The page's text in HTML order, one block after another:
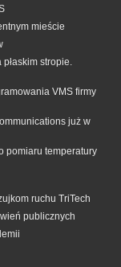
mieście
stropie.
VMS firmy
już w
pomiaru temperatury
ruchu TriTech
publicznych